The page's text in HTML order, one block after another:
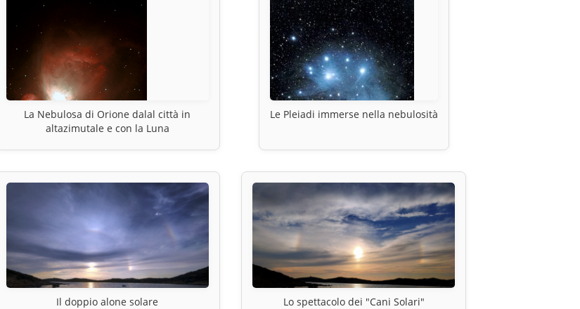
La Nebulosa di Orione dalal città in
altazimutale e con la Luna
Le Pleiadi immerse nella nebulosità
Il doppio alone solare Lo spettacolo dei "Cani Solari"